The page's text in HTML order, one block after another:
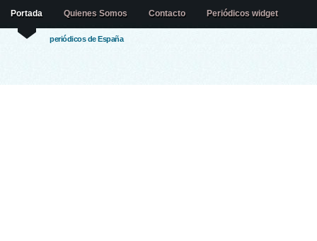
periódicos de España
Portada Quienes Somos Contacto Periódicos widget